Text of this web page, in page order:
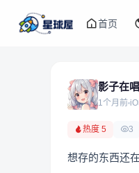
首页
影子在
1个月前
热度 5 3
想存的东西还